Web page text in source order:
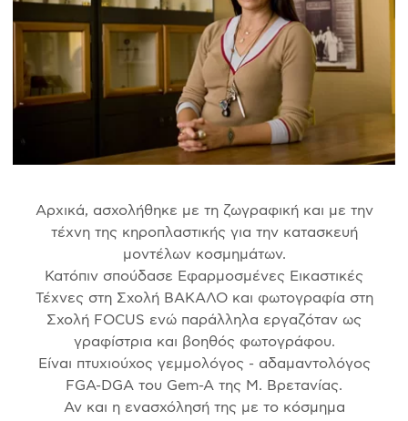
Αρχικά, ασχολήθηκε με τη ζωγραφική και με την
τέχνη της κηροπλαστικής για την κατασκευή
μοντέλων κοσμημάτων.
Κατόπιν σπούδασε Εφαρμοσμένες Εικαστικές
Τέχνες στη Σχολή ΒΑΚΑΛΟ και φωτογραφία στη
Σχολή FOCUS ενώ παράλληλα εργαζόταν ως
γραφίστρια και βοηθός φωτογράφου.
Είναι πτυχιούχος γεμμολόγος - αδαμαντολόγος
FGA-DGA του Gem-A της Μ. Βρετανίας.
Αν και η ενασχόλησή της με το κόσμημα